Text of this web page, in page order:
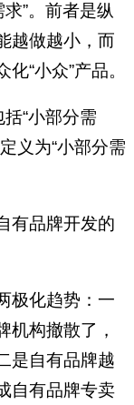
”。前者是纵
越做越小，而
“小众”产品。
“小部分需
义为“小部分需
有品牌开发的
极化趋势：一
机构撤散了，
是自有品牌越
自有品牌专卖